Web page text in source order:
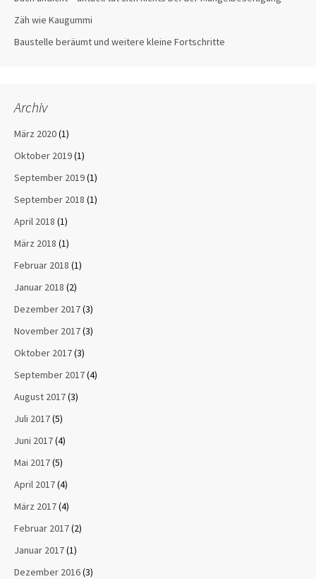
Zäh wie Kaugummi
Baustelle beräumt und weitere kleine Fortschritte
Archiv
März 2020(1)
Oktober 2019(1)
September 2019(1)
September 2018 (1)
April 2018 (1)
März 2018 (1)
Februar 2018 (1)
Januar 2018 (2)
Dezember 2017(3)
November 2017(3)
Oktober 2017(3)
September 2017(4)
August 2017(3)
Juli 2017(5)
Juni 2017(4)
Mai 2017(5)
April 2017(4)
März 2017(4)
Februar 2017(2)
Januar 2017(1)
Dezember 2016(3)